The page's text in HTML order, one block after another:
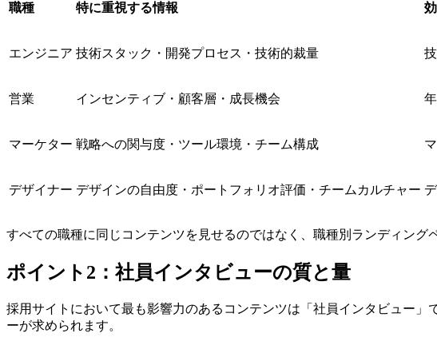
職種 特に重視する情報
エンジニア 技術スタック・開発プロセス・技術的裁量
営業 インセンティブ・顧客層・成長機会
マーケター 戦略への関与度・ツール環境・チーム構成
デザイナー デザインの自由度・ポートフォリオ評価・チームカルチャー
すべての職種に同じコンテンツを見せるのではなく、職種別ランディン
ポイント2：社員インタビューの質と量
採用サイトにおいて最も影響力のあるコンテンツは「社員インタビュー
ーが求められます。